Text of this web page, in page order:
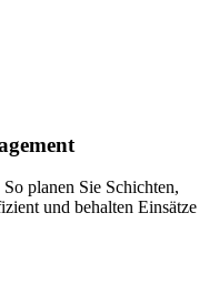
planen Sie Schichten,
und behalten Einsätze